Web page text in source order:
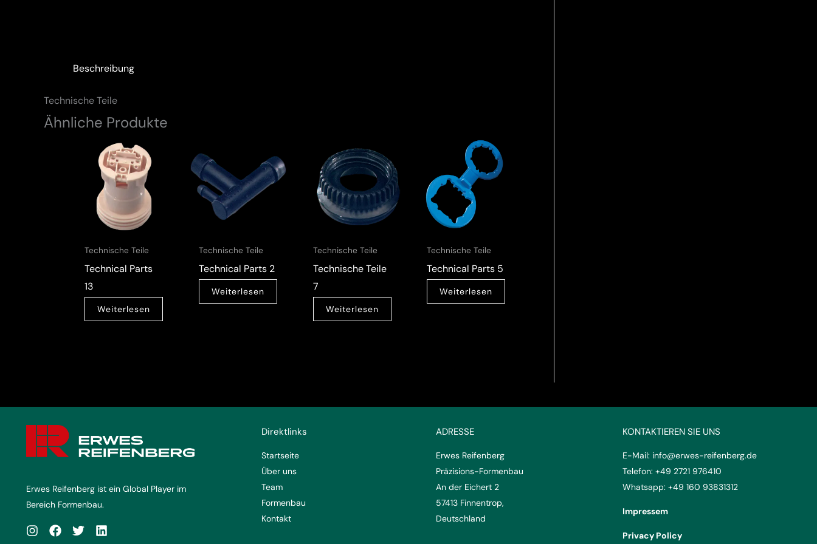
Beschreibung
Technische Teile
Ähnliche Produkte
Technische Teile
Technical Parts
13
Weiterlesen
Technische Teile
Technical Parts 2
Weiterlesen
Technische Teile
Technische Teile
7
Weiterlesen
Technische Teile
Technical Parts 5
Weiterlesen
Erwes Reifenberg ist ein Global Player im
Bereich Formenbau.
Direktlinks
Startseite
Über uns
Team
Formenbau
Kontakt
ADRESSE
Erwes Reifenberg
Präzisions-Formenbau
An der Eichert 2
57413 Finnentrop,
Deutschland
KONTAKTIEREN SIE UNS
E-Mail: info@erwes-reifenberg.de
Telefon: +49 2721 976410
Whatsapp: +49 160 93831312
Impressem
Privacy Policy